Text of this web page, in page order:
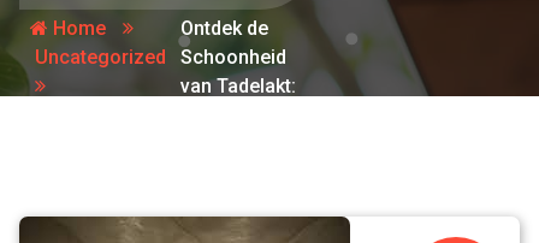
Home
Uncategorized
Ontdek de
Schoonheid
van Tadelakt: